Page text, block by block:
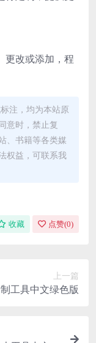
更改或添加，程
注，均为本站原
意时，禁止复
、书籍等各类媒
权益，可联系我
收藏 点赞(0)
上一篇
工具中文绿色版